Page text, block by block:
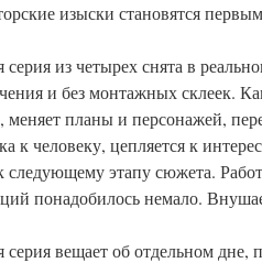
изыски становятся
серия из четырех снята в
и без монтажных склеек.
меняет планы и персонажей,
к человеку, цепляется к
следующему этапу сюжета.
понадобилось немало.
серия вещает об отдельном дне,